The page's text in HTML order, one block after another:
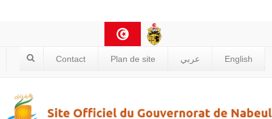
Contact Plan de site عربي English